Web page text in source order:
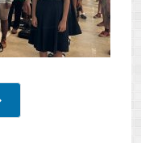
นคุณธรรม
กิจกรรมอบรมภาษาเพื่อกา